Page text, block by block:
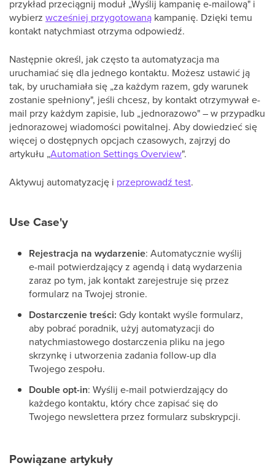
przykład przeciągnij moduł „Wyślij kampanię e-mailową" i
wybierz wcześniej przygotowaną kampanię. Dzięki temu
kontakt natychmiast otrzyma odpowiedź.
Następnie określ, jak często ta automatyzacja ma
uruchamiać się dla jednego kontaktu. Możesz ustawić ją
tak, by uruchamiała się „za każdym razem, gdy warunek
zostanie spełniony", jeśli chcesz, by kontakt otrzymywał e-
mail przy każdym zapisie, lub „jednorazowo" – w przypadku
jednorazowej wiadomości powitalnej. Aby dowiedzieć się
więcej o dostępnych opcjach czasowych, zajrzyj do
artykułu „Automation Settings Overview".
Aktywuj automatyzację i przeprowadź test.
Use Case'y
Rejestracja na wydarzenie: Automatycznie wyślij
e-mail potwierdzający z agendą i datą wydarzenia
zaraz po tym, jak kontakt zarejestruje się przez
formularz na Twojej stronie.
Dostarczenie treści: Gdy kontakt wyśle formularz,
aby pobrać poradnik, użyj automatyzacji do
natychmiastowego dostarczenia pliku na jego
skrzynkę i utworzenia zadania follow-up dla
Twojego zespołu.
Double opt-in: Wyślij e-mail potwierdzający do
każdego kontaktu, który chce zapisać się do
Twojego newslettera przez formularz subskrypcji.
Powiązane artykuły